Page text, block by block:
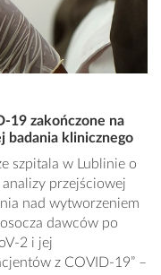
19 zakończone na
badania klinicznego
szpitala w Lublinie o
przejściowej
nad wytworzeniem
dawców po
2 i jej
z COVID-19” –